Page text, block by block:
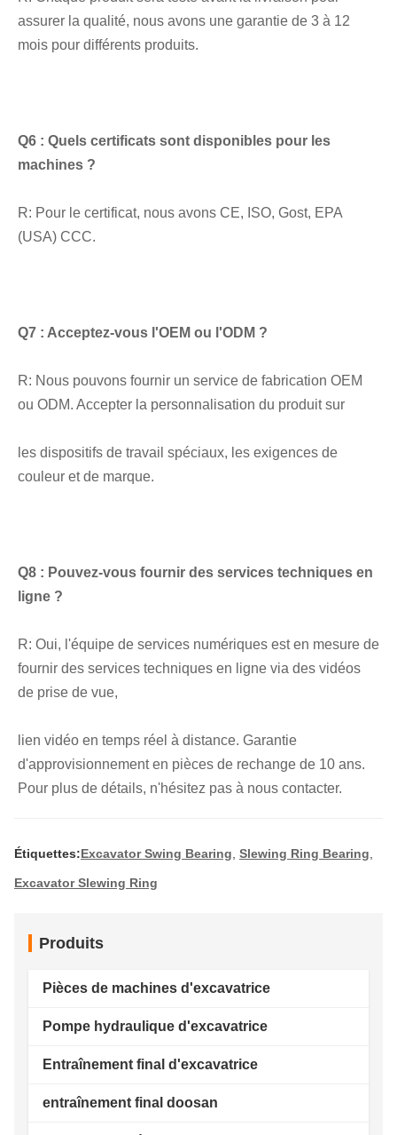
assurer la qualité, nous avons une garantie de 3 à 12
mois pour différents produits.
Q6 : Quels certificats sont disponibles pour les
machines ?
R: Pour le certificat, nous avons CE, ISO, Gost, EPA
(USA) CCC.
Q7 : Acceptez-vous l'OEM ou l'ODM ?
R: Nous pouvons fournir un service de fabrication OEM
ou ODM. Accepter la personnalisation du produit sur
les dispositifs de travail spéciaux, les exigences de
couleur et de marque.
Q8 : Pouvez-vous fournir des services techniques en
ligne ?
R: Oui, l'équipe de services numériques est en mesure de
fournir des services techniques en ligne via des vidéos
de prise de vue,
lien vidéo en temps réel à distance. Garantie
d'approvisionnement en pièces de rechange de 10 ans.
Pour plus de détails, n'hésitez pas à nous contacter.
Étiquettes:Excavator Swing Bearing Slewing Ring Bearing
Excavator Slewing Ring
Produits
Pièces de machines d'excavatrice
Pompe hydraulique d'excavatrice
Entraînement final d'excavatrice
entraînement final doosan